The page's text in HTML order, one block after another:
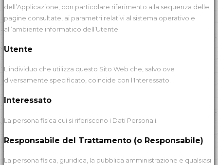
dell’Applicazione, con particolare riferimento alla sequenza delle
pagine consultate, ai parametri relativi al sistema operativo e
all’ambiente informatico dell’Utente.
Utente
L'individuo che utilizza questo Sito Web che, salvo ove
diversamente specificato, coincide con l'Interessato.
Interessato
La persona fisica cui si riferiscono i Dati Personali.
Responsabile del Trattamento (o Responsabile)
La persona fisica, giuridica, la pubblica amministrazione e qualsiasi